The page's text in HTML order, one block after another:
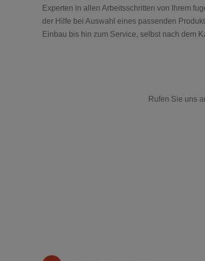
Experten in allen Arbeitsschritten von Ihrem
der Hilfe bei Auswahl eines passenden
Einbau bis hin zum Service, selbst nach dem
Rufen Sie uns